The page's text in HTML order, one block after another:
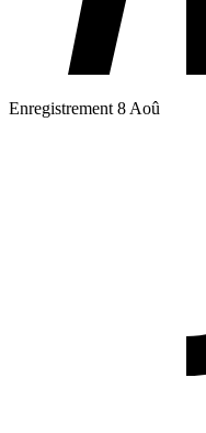
Enregistrement 8 Aoû